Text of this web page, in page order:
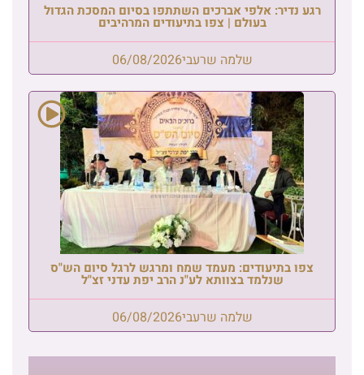
רגע נדיר: אלפי אברכים השתתפו בסיום המסכת הגדול
בעולם | צפו בתיעודים המרהיבים
שלמה שרעבי06/08/2026
צפו בתיעודים: מעמד שמח ומרגש לרגל סיום הש"ס
שנלמד בצוותא לע"נ הרב יפת עדני זצ"ל
שלמה שרעבי06/08/2026